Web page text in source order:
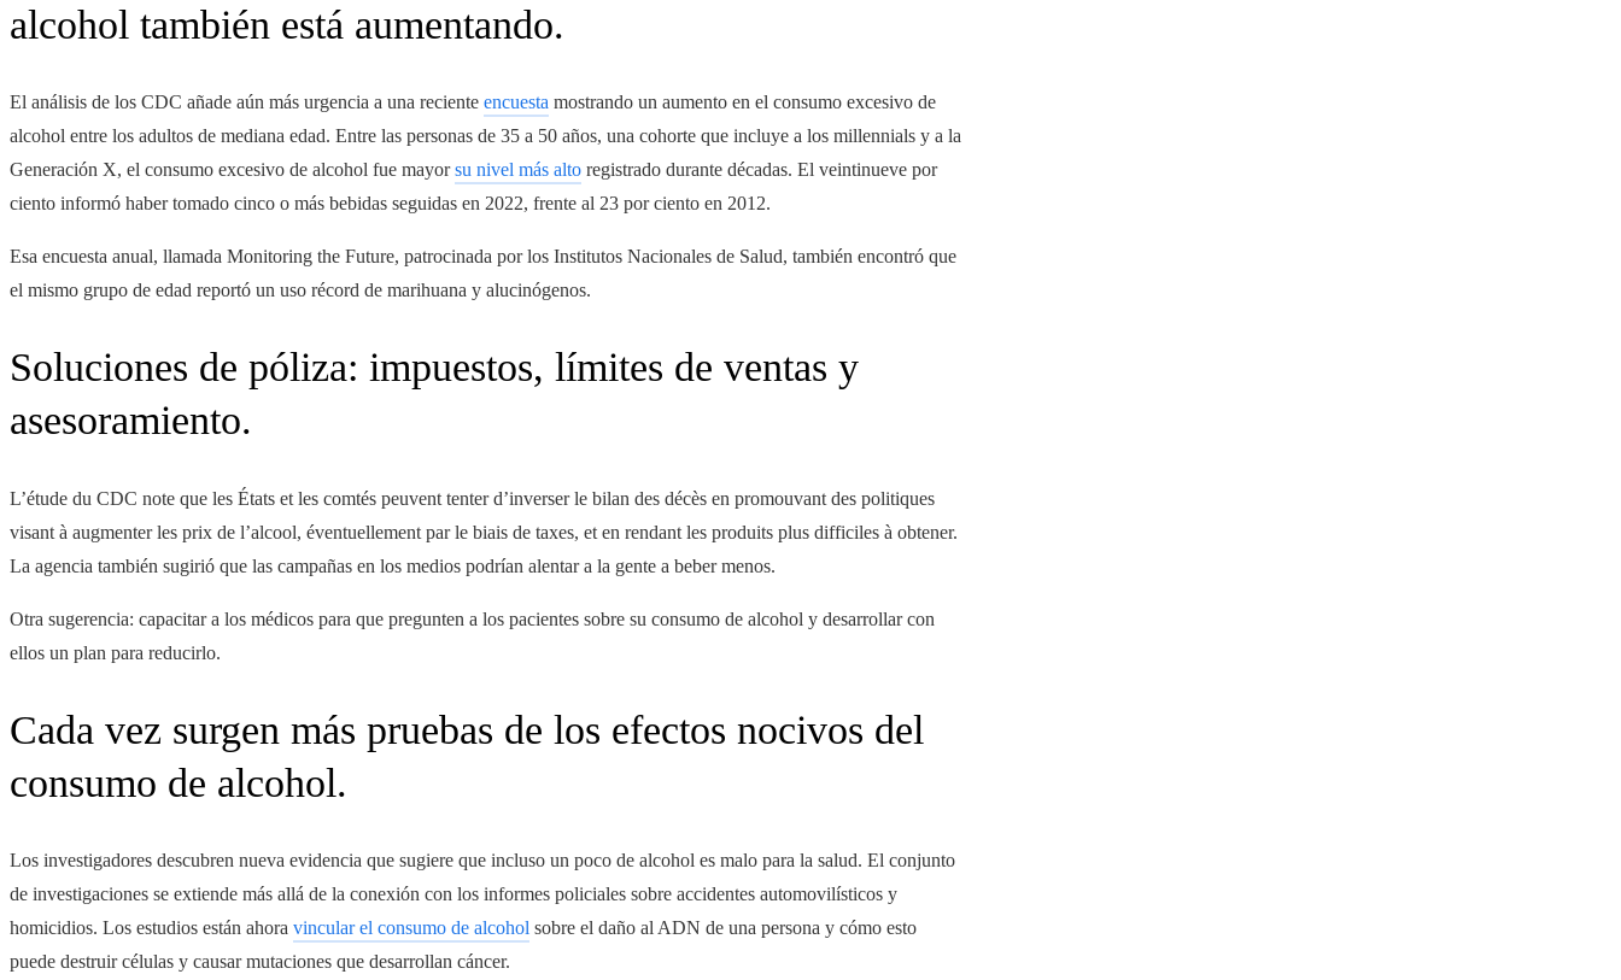
alcohol también está aumentando.
El análisis de los CDC añade aún más urgencia a una reciente encuesta mostrando un aumento en el consumo excesivo de
alcohol entre los adultos de mediana edad. Entre las personas de 35 a 50 años, una cohorte que incluye a los millennials y a la
Generación X, el consumo excesivo de alcohol fue mayorsu nivel más alto registrado durante décadas. El veintinueve por
ciento informó haber tomado cinco o más bebidas seguidas en 2022, frente al 23 por ciento en 2012.
Esa encuesta anual, llamada Monitoring the Future, patrocinada por los Institutos Nacionales de Salud, también encontró que
el mismo grupo de edad reportó un uso récord de marihuana y alucinógenos.
Soluciones de póliza: impuestos, límites de ventas y
asesoramiento.
L’étude du CDC note que les États et les comtés peuvent tenter d’inverser le bilan des décès en promouvant des politiques
visant à augmenter les prix de l’alcool, éventuellement par le biais de taxes, et en rendant les produits plus difficiles à obtener.
La agencia también sugirió que las campañas en los medios podrían alentar a la gente a beber menos.
Otra sugerencia: capacitar a los médicos para que pregunten a los pacientes sobre su consumo de alcohol y desarrollar con
ellos un plan para reducirlo.
Cada vez surgen más pruebas de los efectos nocivos del
consumo de alcohol.
Los investigadores descubren nueva evidencia que sugiere que incluso un poco de alcohol es malo para la salud. El conjunto
de investigaciones se extiende más allá de la conexión con los informes policiales sobre accidentes automovilísticos y
homicidios. Los estudios están ahora vincular el consumo de alcohol sobre el daño al ADN de una persona y cómo esto
puede destruir células y causar mutaciones que desarrollan cáncer.